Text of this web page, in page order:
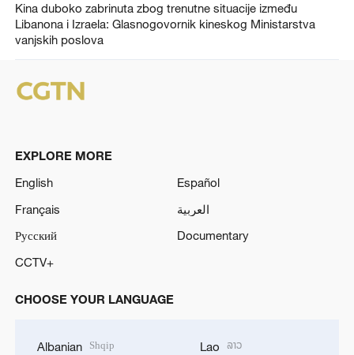
Kina duboko zabrinuta zbog trenutne situacije između
Libanona i Izraela: Glasnogovornik kineskog Ministarstva
vanjskih poslova
EXPLORE MORE
English
Español
Français
العربية
Русский
Documentary
CCTV+
CHOOSE YOUR LANGUAGE
Albanian Shqip Lao ລາວ